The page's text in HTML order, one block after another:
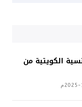
الكويتية من